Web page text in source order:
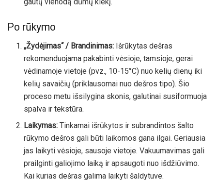
Po rūkymo
„Žydėjimas“ / Brandinimas: Išrūkytas dešras
rekomenduojama pakabinti vėsioje, tamsioje, gerai
vėdinamoje vietoje (pvz., 10-15°C) nuo kelių dienų iki
kelių savaičių (priklausomai nuo dešros tipo). Šio
proceso metu išsilygina skonis, galutinai susiformuoja
spalva ir tekstūra.
Laikymas: Tinkamai išrūkytos ir subrandintos šalto
rūkymo dešros gali būti laikomos gana ilgai. Geriausia
jas laikyti vėsioje, sausoje vietoje. Vakuumavimas gali
prailginti galiojimo laiką ir apsaugoti nuo išdžiūvimo.
Kai kurias dešras galima laikyti šaldytuve.